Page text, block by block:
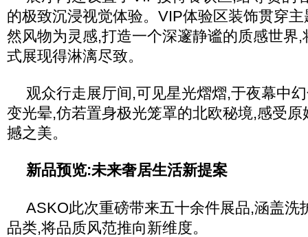
的极致沉浸视觉体验。VIP体验区装饰贯穿
然风物为灵感,打造一个深邃静谧的质感世界
式展现得淋漓尽致。
观众行走展厅间,可见星光熠熠,于夜幕中
变光晕,仿若置身极光笼罩的北欧秘境,感受
撼之美。
新品预览:未来奢居生活新提案
ASKO此次重磅带来五十余件展品,涵盖洗
品类,将品质风范推向新维度。